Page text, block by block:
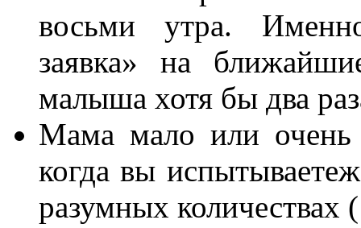
восьми утра.
заявка» на
малыша хотя бы два
Мама мало или очень
когда вы
разумных количествах